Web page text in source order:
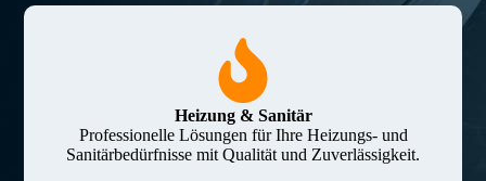
Heizung & Sanitär
Professionelle Lösungen für Ihre Heizungs- und
Sanitärbedürfnisse mit Qualität und Zuverlässigkeit.